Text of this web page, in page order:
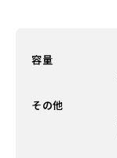
容量
その他